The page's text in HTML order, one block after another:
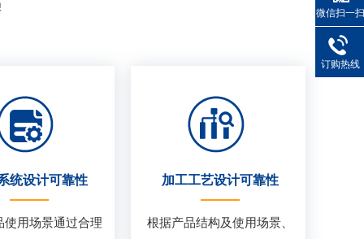
统设计可靠性
使用场景通过合理
加工工艺设计可靠性
根据产品结构及使用场景、
微信扫一扫
订购热线